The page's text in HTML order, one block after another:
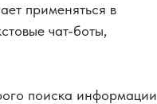
применяться в
чат-боты,
поиска информации